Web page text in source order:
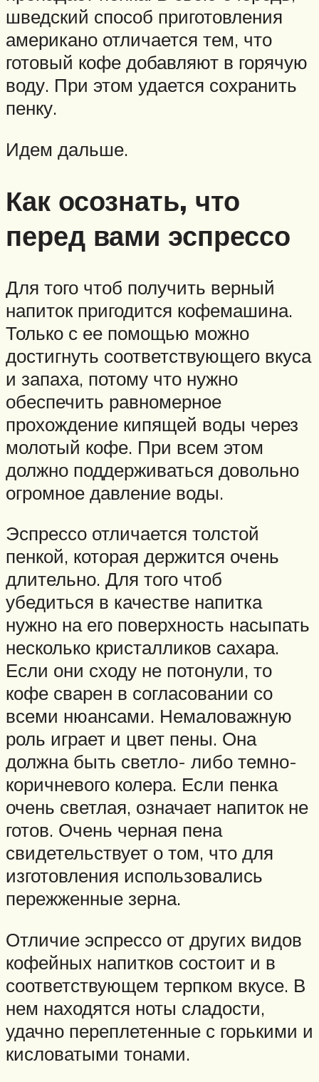
шведский способ приготовления
американо отличается тем, что
готовый кофе добавляют в горячую
воду. При этом удается сохранить
пенку.
Идем дальше.
Как осознать, что
перед вами эспрессо
Для того чтоб получить верный
напиток пригодится кофемашина.
Только с ее помощью можно
достигнуть соответствующего вкуса
и запаха, потому что нужно
обеспечить равномерное
прохождение кипящей воды через
молотый кофе. При всем этом
должно поддерживаться довольно
огромное давление воды.
Эспрессо отличается толстой
пенкой, которая держится очень
длительно. Для того чтоб
убедиться в качестве напитка
нужно на его поверхность насыпать
несколько кристалликов сахара.
Если они сходу не потонули, то
кофе сварен в согласовании со
всеми нюансами. Немаловажную
роль играет и цвет пены. Она
должна быть светло- либо темно-
коричневого колера. Если пенка
очень светлая, означает напиток не
готов. Очень черная пена
свидетельствует о том, что для
изготовления использовались
пережженные зерна.
Отличие эспрессо от других видов
кофейных напитков состоит и в
соответствующем терпком вкусе. В
нем находятся ноты сладости,
удачно переплетенные с горькими и
кисловатыми тонами.